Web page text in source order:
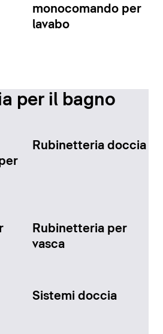
monocomando per
lavabo
per il bagno
Rubinetteria doccia
Rubinetteria per
vasca
Sistemi doccia